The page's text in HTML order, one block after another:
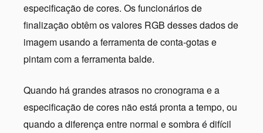
especificação de cores. Os funcionários de
finalização obtêm os valores RGB desses dados de
imagem usando a ferramenta de conta-gotas e
pintam com a ferramenta balde.
Quando há grandes atrasos no cronograma e a
especificação de cores não está pronta a tempo, ou
quando a diferença entre normal e sombra é difícil